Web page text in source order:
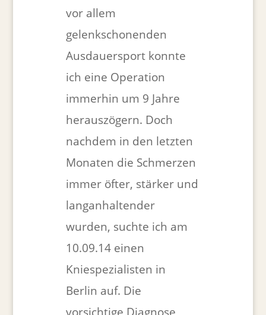
vor allem
gelenkschonenden
Ausdauersport konnte
ich eine Operation
immerhin um 9 Jahre
herauszögern. Doch
nachdem in den letzten
Monaten die Schmerzen
immer öfter, stärker und
langanhaltender
wurden, suchte ich am
10.09.14 einen
Kniespezialisten in
Berlin auf. Die